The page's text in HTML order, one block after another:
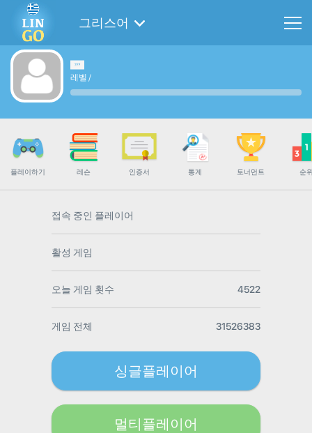
그리스어
레벨 /
플레이하기 레슨 인증서 통계 토너먼트 순
접속 중인 플레이어
활성 게임
오늘 게임 횟수 4522
게임 전체 31526383
싱글플레이어
멀티플레이어